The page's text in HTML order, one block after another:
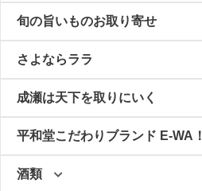
旬の旨いものお取り寄せ
さよならララ
成瀬は天下を取りにいく
平和堂こだわりブランド E-WA！
酒類